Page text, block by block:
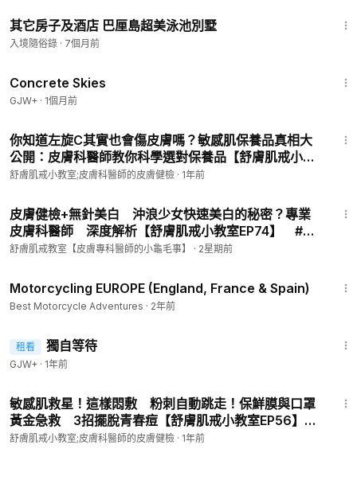
（週六）10:00~ 14:00
週日公休，週四10:00
-
YouTube影片在
😍 M...
BiliBili視頻在
https://www.bilibili.com/video/BV1Kp4...
Weibo視頻在https://weibo.com/tv/show/1034:502266...
收藏舒膚肌戒，跟定安全 portaly.cc/csderm
舒膚肌戒FB在https://www.facebook.com/profile.php?...
/ ahope_skin
e/kbQ67DP ）
更多醫學資訊 全球http://www.goodskin.doctor/ http://www.a
bskintw.com/中國https://blog.sina.com.cn/u/1814871924
其它房子及酒店 巴厘島超美泳池別墅
入境隨俗錄 · 7個月前
Concrete Skies
GJW+ · 1個月前
你知道左旋C其實也會傷皮膚嗎？敏感肌保養品真相大
公開：皮膚科醫師教你科學選對保養品【舒膚肌戒小教
室EP69】 What is a Perfect-Safe Cosmetic
舒膚肌戒小教室;皮膚科醫師的皮膚健檢 · 1年前
皮膚健檢+無針美白 沖浪少女快速美白的秘密？專業
皮膚科醫師 深度解析【舒膚肌戒小教室EP74】 #綺
麗健康生技 #水光 #淨膚 #皮秒 #蜂巢 #敏感肌
舒膚肌戒教室【皮膚專科醫師的小龜毛事】 · 2星期前
Motorcycling EUROPE (England, France & Spain)
Best Motorcycle Adventures · 2年前
租看 獨自等待
GJW+ · 1年前
敏感肌救星！這樣悶敷 粉刺自動跳走！保鮮膜與口罩
黃金急救 3招擺脫青春痘【舒膚肌戒小教室EP56】
SENSITIVE SKIN Solution WITHOUT PIMPLE（Multi.
舒膚肌戒小教室;皮膚科醫師的皮膚健檢 · 1年前